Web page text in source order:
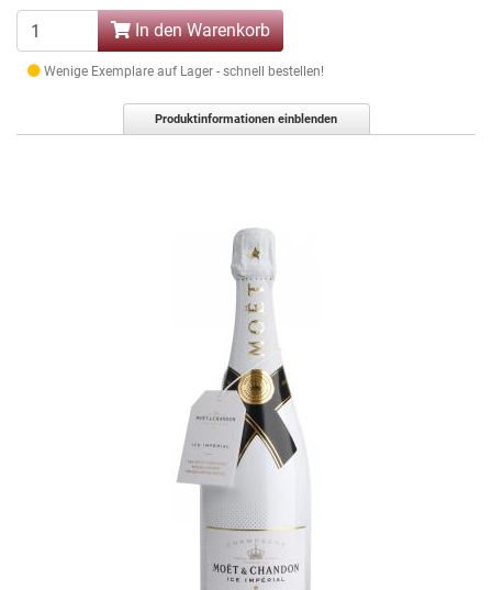
In den Warenkorb
Wenige Exemplare auf Lager - schnell bestellen!
Produktinformationen einblenden